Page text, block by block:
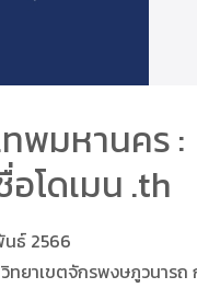
พมหานคร :
โดเมน .th
ธ์ 2566
ทยาเขตจักรพงษภูวนารถ